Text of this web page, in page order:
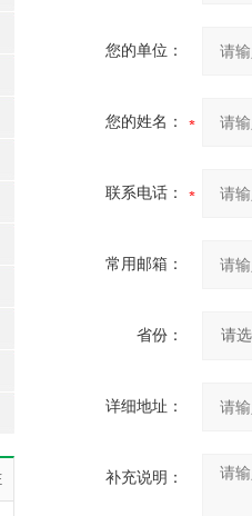
您的单位：
您的姓名：
联系电话：
常用邮箱：
省份：
详细地址：
补充说明：